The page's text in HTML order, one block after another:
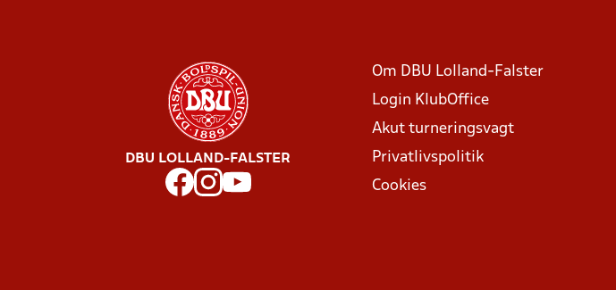
DBU LOLLAND-FALSTER
Om DBU Lolland-Falster
Login KlubOffice
Akut turneringsvagt
Privatlivspolitik
Cookies